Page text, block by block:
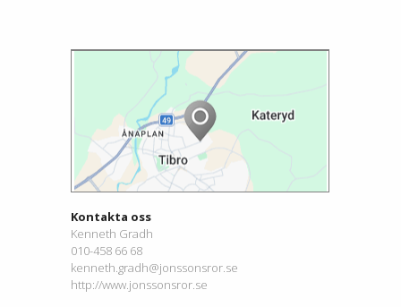
Kontakta oss
Kenneth Gradh
010-458 66 68
kenneth.gradh@jonssonsror.se
http://www.jonssonsror.se